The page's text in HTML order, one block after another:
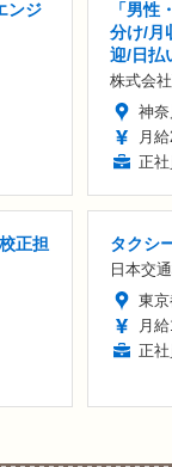
ンジ
「男
分け/月
迎/日払
株式会
神
月
正社
正担
タクシ
日本交
東
月
正社